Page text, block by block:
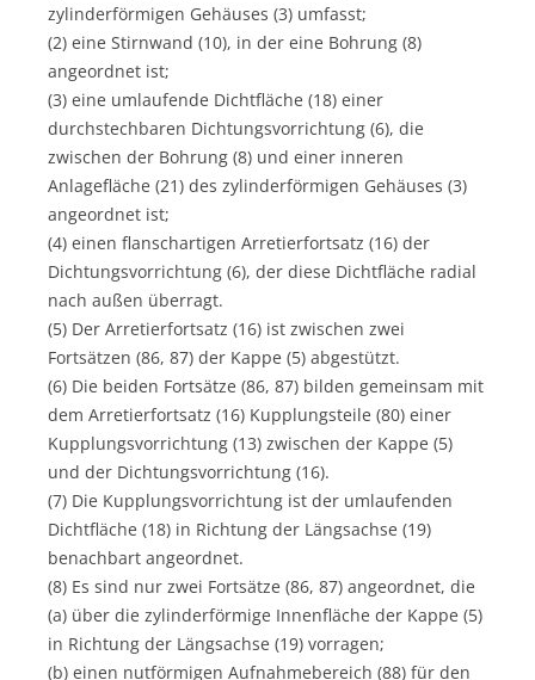
zylinderförmigen Gehäuses (3) umfasst;
(2) eine Stirnwand (10), in der eine Bohrung (8)
angeordnet ist;
(3) eine umlaufende Dichtfläche (18) einer
durchstechbaren Dichtungsvorrichtung (6), die
zwischen der Bohrung (8) und einer inneren
Anlagefläche (21) des zylinderförmigen Gehäuses (3)
angeordnet ist;
(4) einen flanschartigen Arretierfortsatz (16) der
Dichtungsvorrichtung (6), der diese Dichtfläche radial
nach außen überragt.
(5) Der Arretierfortsatz (16) ist zwischen zwei
Fortsätzen (86, 87) der Kappe (5) abgestützt.
(6) Die beiden Fortsätze (86, 87) bilden gemeinsam mit
dem Arretierfortsatz (16) Kupplungsteile (80) einer
Kupplungsvorrichtung (13) zwischen der Kappe (5)
und der Dichtungsvorrichtung (16).
(7) Die Kupplungsvorrichtung ist der umlaufenden
Dichtfläche (18) in Richtung der Längsachse (19)
benachbart angeordnet.
(8) Es sind nur zwei Fortsätze (86, 87) angeordnet, die
(a) über die zylinderförmige Innenfläche der Kappe (5)
in Richtung der Längsachse (19) vorragen;
(b) einen nutförmigen Aufnahmebereich (88) für den